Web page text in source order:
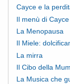
Cayce e la
Il menù di
La Menopausa
Il Miele:
La mirra
Il Cibo della
La Musica che